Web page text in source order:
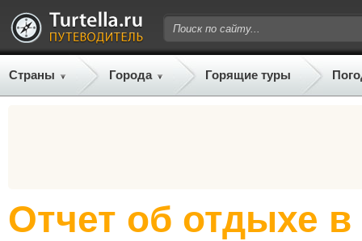
Страны Города Горящие туры
Отчет об отдыхе